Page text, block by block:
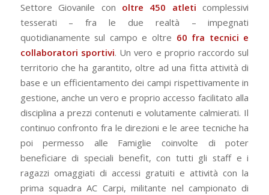
Settore Giovanile con oltre 450 atleti complessivi
tesserati – fra le due realtà – impegnati
quotidianamente sul campo e oltre 60 fra tecnici e
collaboratori sportivi. Un vero e proprio raccordo sul
territorio che ha garantito, oltre ad una fitta attività di
base e un efficientamento dei campi rispettivamente in
gestione, anche un vero e proprio accesso facilitato alla
disciplina a prezzi contenuti e volutamente calmierati. Il
continuo confronto fra le direzioni e le aree tecniche ha
poi permesso alle Famiglie coinvolte di poter
beneficiare di speciali benefit, con tutti gli staff e i
ragazzi omaggiati di accessi gratuiti e attività con la
prima squadra AC Carpi, militante nel campionato di